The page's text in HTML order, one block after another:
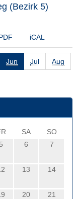
(Bezirk 5)
iCAL
Jun Jul Aug
SA
SO
5 6 7
13 14
20 21